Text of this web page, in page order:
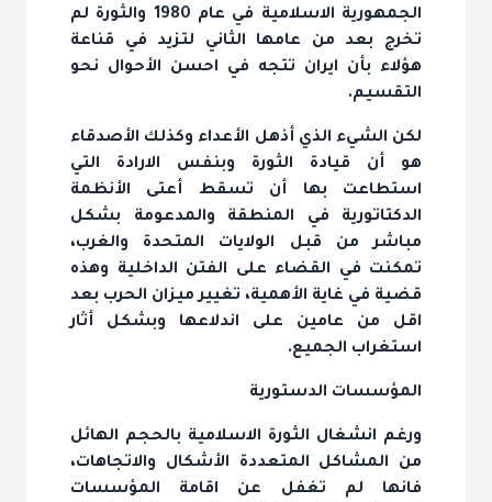
الجمهورية الاسلامية في عام 1980 والثورة لم
تخرج بعد من عامها الثاني لتزيد في قناعة
هؤلاء بأن ايران تتجه في احسن الأحوال نحو
التقسيم.
لكن الشي‏ء الذي أذهل الأعداء وكذلك الأصدقاء
هو أن قيادة الثورة وبنفس الارادة التي
استطاعت بها أن تسقط أعتى الأنظمة
الدكتاتورية في المنطقة والمدعومة بشكل
مباشر من قبل الولايات المتحدة والغرب،
تمكنت في القضاء على الفتن الداخلية وهذه
قضية في غاية الأهمية، تغيير ميزان الحرب بعد
اقل من عامين على اندلاعها وبشكل أثار
استغراب الجميع.
المؤسسات الدستورية
ورغم انشغال الثورة الاسلامية بالحجم الهائل
من المشاكل المتعددة الأشكال والاتجاهات،
فانها لم تغفل عن اقامة المؤسسات